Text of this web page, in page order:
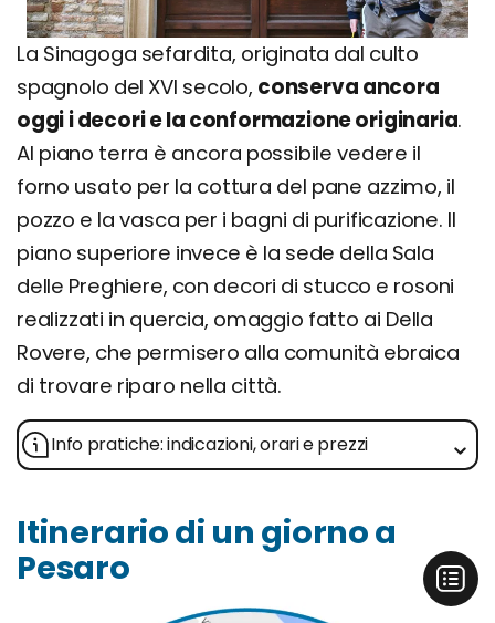
La Sinagoga sefardita, originata dal culto
spagnolo del XVI secolo, conserva ancora
oggi i decori e la conformazione originaria.
Al piano terra è ancora possibile vedere il
forno usato per la cottura del pane azzimo, il
pozzo e la vasca per i bagni di purificazione. Il
piano superiore invece è la sede della Sala
delle Preghiere, con decori di stucco e rosoni
realizzati in quercia, omaggio fatto ai Della
Rovere, che permisero alla comunità ebraica
di trovare riparo nella città.
Info pratiche: indicazioni, orari e prezzi
Itinerario di un giorno a
Pesaro